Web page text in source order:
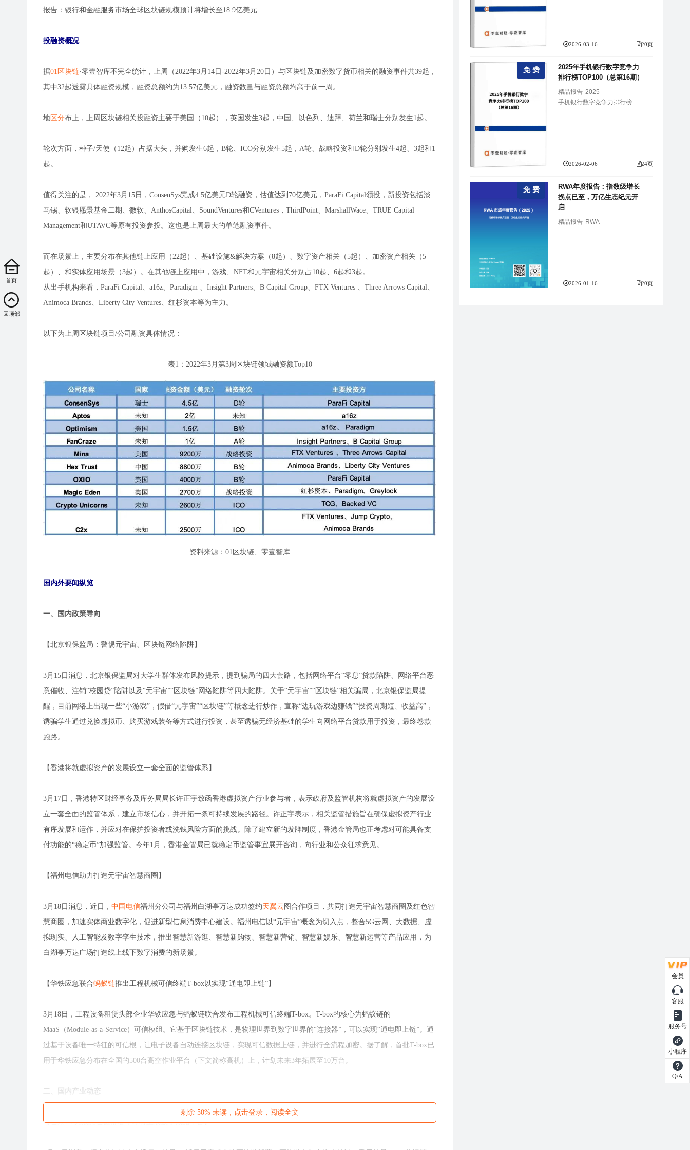
报告：银行和金融服务市场全球区块链规模预计将增长至18.9亿美元
投融资概况
据01区块链·零壹智库不完全统计，上周（2022年3月14日-2022年3月20日）与区块链及加密数字货币相关的融资事件共39起，
其中32起透露具体融资规模，融资总额约为13.57亿美元，融资数量与融资总额均高于前一周。
地区分布上，上周区块链相关投融资主要于美国（10起），英国发生3起，中国、以色列、迪拜、荷兰和瑞士分别发生1起。
轮次方面，种子/天使（12起）占据大头，并购发生6起，B轮、ICO分别发生5起，A轮、战略投资和D轮分别发生4起、3起和1
起。
值得关注的是， 2022年3月15日，ConsenSys完成4.5亿美元D轮融资，估值达到70亿美元，ParaFi Capital领投，新投资包括淡
马锡、软银愿景基金二期、微软、AnthosCapital、SoundVentures和CVentures，ThirdPoint、MarshallWace、TRUE Capital
Management和UTAVC等原有投资参投。这也是上周最大的单笔融资事件。
而在场景上，主要分布在其他链上应用（22起）、基础设施&解决方案（8起）、数字资产相关（5起）、加密资产相关（5
起）、和实体应用场景（3起）。在其他链上应用中，游戏、NFT和元宇宙相关分别占10起、6起和3起。
从出手机构来看，ParaFi Capital、a16z、Paradigm 、Insight Partners、B Capital Group、FTX Ventures 、Three Arrows Capital、
Animoca Brands、Liberty City Ventures、红杉资本等为主力。
以下为上周区块链项目/公司融资具体情况：
表1：2022年3月第3周区块链领域融资额Top10
资料来源：01区块链、零壹智库
国内外要闻纵览
一、国内政策导向
【北京银保监局：警惕元宇宙、区块链网络陷阱】
3月15日消息，北京银保监局对大学生群体发布风险提示，提到骗局的四大套路，包括网络平台“零息”贷款陷阱、网络平台恶
意催收、注销“校园贷”陷阱以及“元宇宙”“区块链”网络陷阱等四大陷阱。关于“元宇宙”“区块链”相关骗局，北京银保监局提
醒，目前网络上出现一些“小游戏”，假借“元宇宙”“区块链”等概念进行炒作，宣称“边玩游戏边赚钱”“投资周期短、收益高”，
诱骗学生通过兑换虚拟币、购买游戏装备等方式进行投资，甚至诱骗无经济基础的学生向网络平台贷款用于投资，最终卷款
跑路。
【香港将就虚拟资产的发展设立一套全面的监管体系】
3月17日，香港特区财经事务及库务局局长许正宇致函香港虚拟资产行业参与者，表示政府及监管机构将就虚拟资产的发展设
立一套全面的监管体系，建立市场信心，并开拓一条可持续发展的路径。许正宇表示，相关监管措施旨在确保虚拟资产行业
有序发展和运作，并应对在保护投资者或洗钱风险方面的挑战。除了建立新的发牌制度，香港金管局也正考虑对可能具备支
付功能的“稳定币”加强监管。今年1月，香港金管局已就稳定币监管事宜展开咨询，向行业和公众征求意见。
【福州电信助力打造元宇宙智慧商圈】
3月18日消息，近日， 中国电信福州分公司与福州白湖亭万达成功签约天翼云 图合作项目，共同打造元宇宙智慧商圈及红色智
慧商圈，加速实体商业数字化，促进新型信息消费中心建设。福州电信以“元宇宙”概念为切入点，整合5G云网、大数据、虚
拟现实、人工智能及数字孪生技术，推出智慧新游逛、智慧新购物、智慧新营销、智慧新娱乐、智慧新运营等产品应用，为
白湖亭万达广场打造线上线下数字消费的新场景。
【华铁应急联合蚂蚁链推出工程机械可信终端T-box以实现“通电即上链”】
3月18日，工程设备租赁头部企业华铁应急与蚂蚁链联合发布工程机械可信终端T-box。T-box的核心为蚂蚁链的
MaaS（Module-as-a-Service）可信模组。它基于区块链技术，是物理世界到数字世界的“连接器”，可以实现“通电即上链”。通
过基于设备唯一特征的可信根，让电子设备自动连接区块链，实现可信数据上链，并进行全流程加密。据了解，首批T-box已
用于华铁应急分布在全国的500台高空作业平台（下文简称高机）上，计划未来3年拓展至10万台。
二、国内产业动态
【芒果TV完成光芒链部署，即将上线数字藏品平台】
剩余 50% 未读，点击登录，阅读全文
2026-03-16 20页
免 费
2025年手机银行数字竞争力
排行榜TOP100（总第16期）
精品报告 2025
手机银行数字竞争力排行榜
2026-02-06 24页
免 费
RWA年度报告：指数级增长
拐点已至，万亿生态纪元开
启
精品报告 RWA
2026-01-16 20页
首页
回顶部
会员
客服
服务号
小程序
Q/A